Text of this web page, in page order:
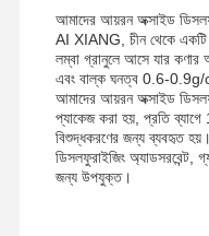
আমাদের আয়রন অক্সাইড
AI XIANG, চীন থেকে একটি
লম্বা গ্রানুলে আসে যার
এবং বাল্ক ঘনত্ব 0.6-
আমাদের আয়রন অক্সাইড
প্যাকেজ করা হয়, প্রতি
বিশুদ্ধকরণের জন্য ব্যবহৃত
ডিসলফুরাইজিং
জন্য উপযুক্ত।